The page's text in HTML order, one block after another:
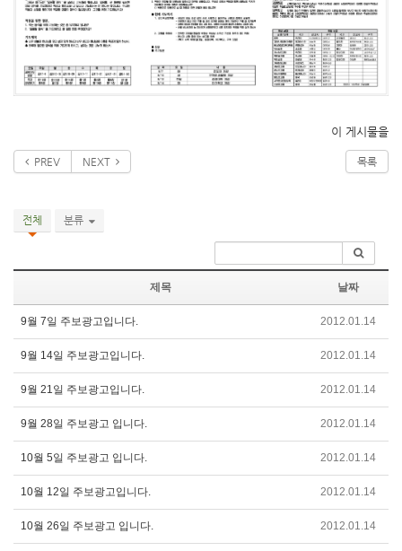
이 게시물을
PREV NEXT 목록
전체 분류
제목 날짜
9월 7일 주보광고입니다. 2012.01.14
9월 14일 주보광고입니다. 2012.01.14
9월 21일 주보광고입니다. 2012.01.14
9월 28일 주보광고 입니다. 2012.01.14
10월 5일 주보광고 입니다. 2012.01.14
10월 12일 주보광고입니다. 2012.01.14
10월 26일 주보광고 입니다. 2012.01.14